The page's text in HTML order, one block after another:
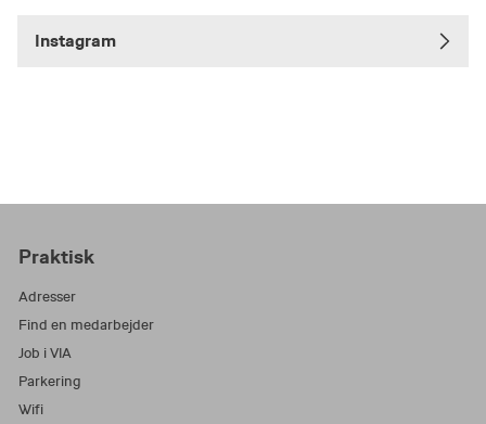
Instagram
Praktisk
Adresser
Find en medarbejder
Job i VIA
Parkering
Wifi